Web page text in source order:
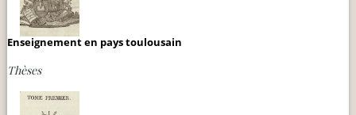
Enseignement en pays toulousain
Thèses